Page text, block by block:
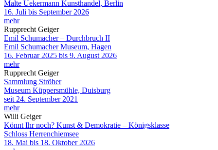
Malte Uekermann Kunsthandel, Berlin
16. Juli bis September 2026
mehr
Rupprecht Geiger
Emil Schumacher – Durchbruch II
Emil Schumacher Museum, Hagen
16. Februar 2025 bis 9. August 2026
mehr
Rupprecht Geiger
Sammlung Ströher
Museum Küppersmühle, Duisburg
seit 24. September 2021
mehr
Willi Geiger
Könnt Ihr noch? Kunst & Demokratie – Königsklasse
Schloss Herrenchiemsee
18. Mai bis 18. Oktober 2026